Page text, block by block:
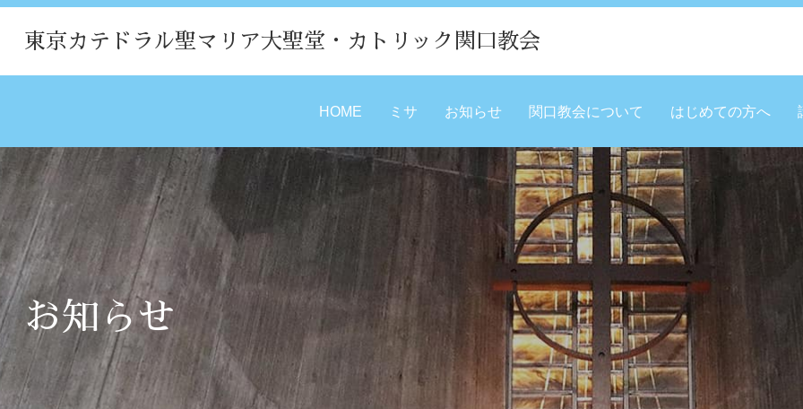
東京カテドラル聖マリア大聖堂・カトリック関口教会
HOME ミサ お知らせ 関口教会について はじめての方へ
お知らせ